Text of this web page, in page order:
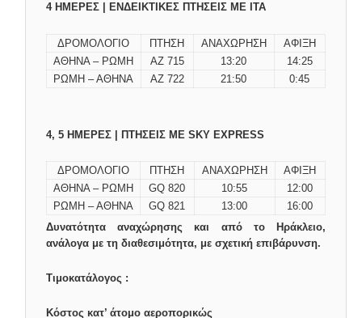
4 ΗΜΕΡΕΣ | ΕΝΔΕΙΚΤΙΚΕΣ ΠΤΗΣΕΙΣ ΜΕ ITA
ΔΡΟΜΟΛΟΓΙΟ ΠΤΗΣΗ ΑΝΑΧΩΡΗΣΗ
ΑΦΙΞΗ
ΑΘΗΝΑ – ΡΩΜΗ
AZ 715 13:20
14:25
ΡΩΜΗ – ΑΘΗΝΑ
ΑΖ 722 21:50 0:45
4, 5 ΗΜΕΡΕΣ | ΠΤΗΣΕΙΣ ΜΕ SKY EXPRESS
ΔΡΟΜΟΛΟΓΙΟ ΠΤΗΣΗ ΑΝΑΧΩΡΗΣΗ
ΑΦΙΞΗ
ΑΘΗΝΑ – ΡΩΜΗ
GQ 820 10:55
12:00
ΡΩΜΗ – ΑΘΗΝΑ
GQ 821 13:00
16:00
Δυνατότητα αναχώρησης και από το Ηράκλειο,
ανάλογα με τη διαθεσιμότητα, με σχετική επιβάρυνση.
Τιμοκατάλογος :
Κόστος κατ’ άτομο αεροπορικώς